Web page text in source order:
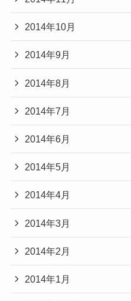
2014年10月
2014年9月
2014年8月
2014年7月
2014年6月
2014年5月
2014年4月
2014年3月
2014年2月
2014年1月